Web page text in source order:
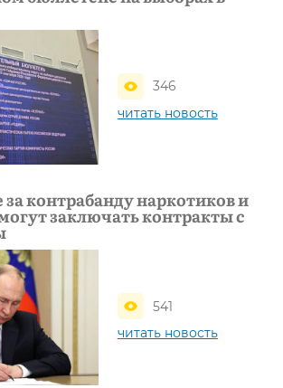
346
читать новость
контрабанду наркотиков и
заключать контракты с
541
читать новость